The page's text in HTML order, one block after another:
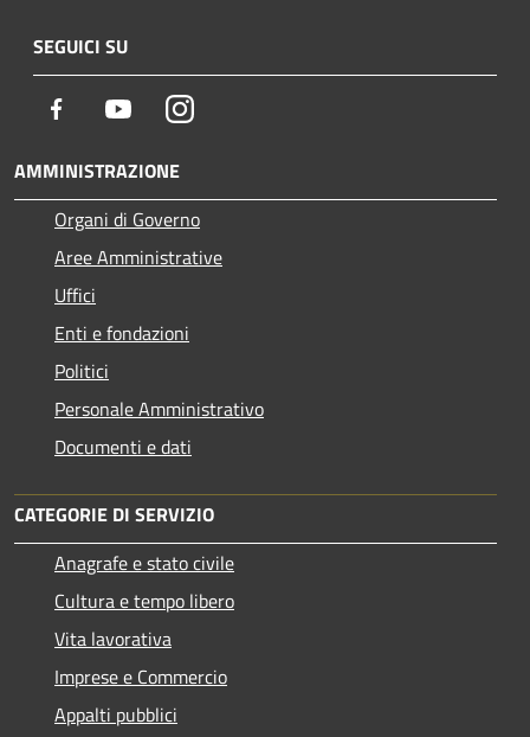
SEGUICI SU
Facebook YoutubeInstagram
AMMINISTRAZIONE
Organi di Governo
Aree Amministrative
Uffici
Enti e fondazioni
Politici
Personale Amministrativo
Documenti e dati
CATEGORIE DI SERVIZIO
Anagrafe e stato civile
Cultura e tempo libero
Vita lavorativa
Imprese e Commercio
Appalti pubblici